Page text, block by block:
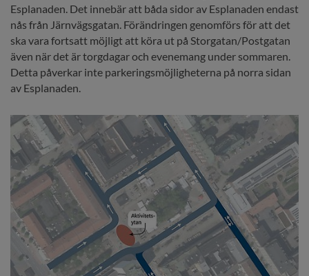
Esplanaden. Det innebär att båda sidor av Esplanaden endast
nås från Järnvägsgatan. Förändringen genomförs för att det
ska vara fortsatt möjligt att köra ut på Storgatan/Postgatan
även när det är torgdagar och evenemang under sommaren.
Detta påverkar inte parkeringsmöjligheterna på norra sidan
av Esplanaden.